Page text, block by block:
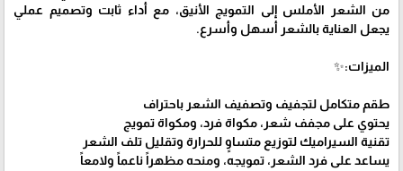
من الشعر الأملس إلى التمويج الأنيق، مع أداء ثابت وتصميم عملي
يجعل العناية بالشعر أسهل وأسرع.
الميزات:✨
طقم متكامل لتجفيف وتصفيف الشعر باحتراف
يحتوي على مجفف شعر، مكواة فرد، ومكواة تمويج
تقنية السيراميك لتوزيع متساوٍ للحرارة وتقليل تلف الشعر
يساعد على فرد الشعر، تمويجه، ومنحه مظهراً ناعماً ولامعاً